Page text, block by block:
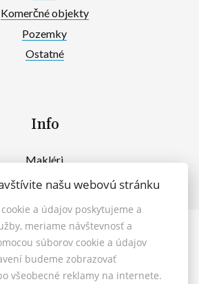
Komerčné objekty
Pozemky
Ostatné
Info
Makléri
Napíšte nám
- MAXFIN REAL s.r.o.
949 01, E-mail: reality@maxfinreal.sk
Nastavenie cookies
našu webovú stránku
a údajov poskytujeme a
meriame návštevnosť a
súborov cookie a údajov
budeme zobrazovať
všeobecné reklamy na internete.